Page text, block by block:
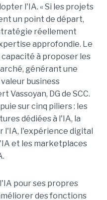
l'IA. « Si les projets
un point de départ,
réellement
approfondie. Le
à proposer les
générant une
business
Vassoyan, DG de SCC.
sur cinq piliers : les
dédiées à l'IA, la
l'expérience digital
et les marketplaces
pour ses propres
des fonctions